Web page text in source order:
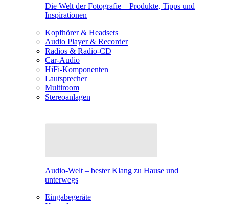
Die Welt der Fotografie – Produkte, Tipps und
Inspirationen
Kopfhörer & Headsets
Audio Player & Recorder
Radios & Radio-CD
Car-Audio
HiFi-Komponenten
Lautsprecher
Multiroom
Stereoanlagen
Audio-Welt – bester Klang zu Hause und
unterwegs
Eingabegeräte